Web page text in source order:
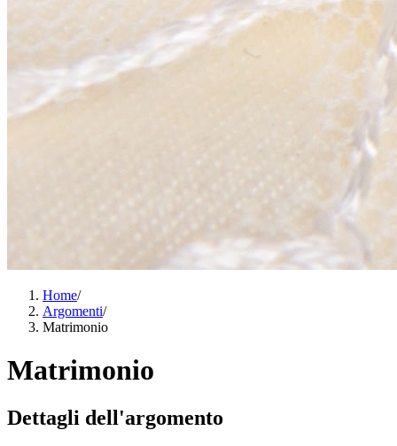
Home/
Argomenti/
Matrimonio
Matrimonio
Dettagli dell'argomento